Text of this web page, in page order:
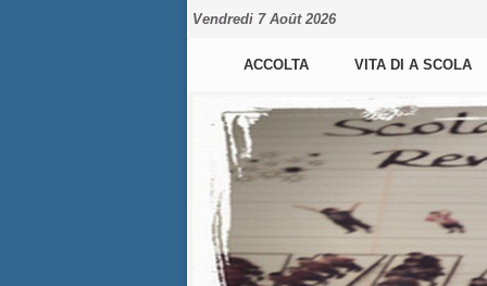
Vendredi 7 Août 2026
ACCOLTA VITA DI A SCOLA